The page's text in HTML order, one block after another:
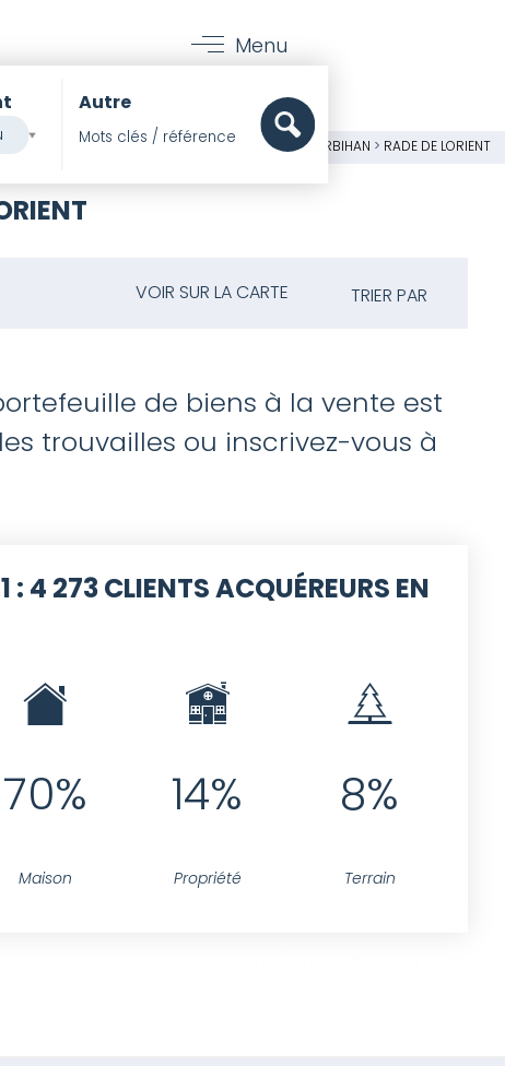
Menu
Autre
ET MER >IMMOBILIER LES PIEDS DANS L'EAU >MORBIHAN > RADE DE LORIENT
TRIER PAR
VOIR SUR LA CARTE
de biens à la vente est
trouvailles ou inscrivez-vous à
: 4 273 CLIENTS ACQUÉREURS EN
70%
Maison
14%
Propriété
8%
Terrain